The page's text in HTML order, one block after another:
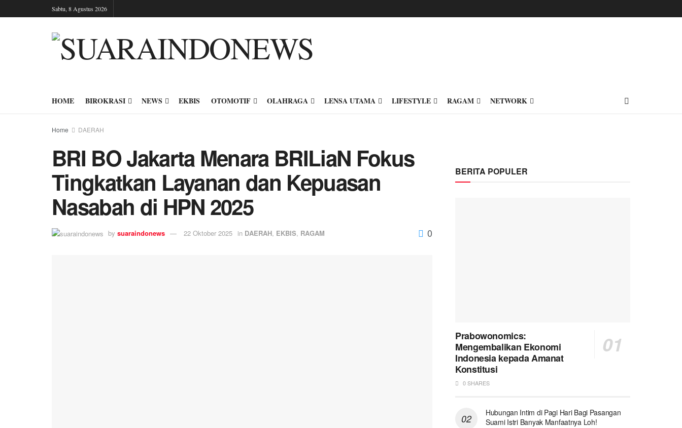
Sabtu, 8 Agustus 2026
HOME BIROKRASI NEWS EKBIS OTOMOTIF OLAHRAGA LENSA UTAMA LIFESTYLE RAGAM NETWORK
Home DAERAH
BRI BO Jakarta Menara BRILiaN Fokus
Tingkatkan Layanan dan Kepuasan
Nasabah di HPN 2025
by suaraindonews 22 Oktober 2025 in DAERAH, EKBIS, RAGAM 0
BERITA POPULER
Prabowonomics:
Mengembalikan Ekonomi
Indonesia kepada Amanat
Konstitusi
0 SHARES
Hubungan Intim di Pagi Hari Bagi Pasangan
Suami Istri Banyak Manfaatnya Loh!